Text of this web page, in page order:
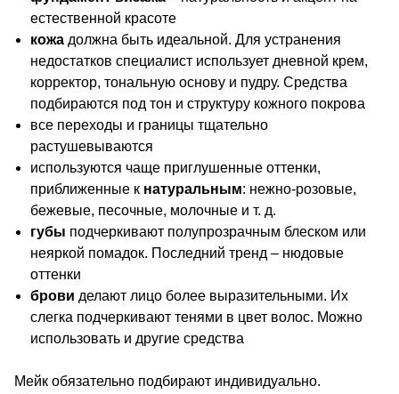
естественной красоте
кожа должна быть идеальной. Для устранения
недостатков специалист использует дневной крем,
корректор, тональную основу и пудру. Средства
подбираются под тон и структуру кожного покрова
все переходы и границы тщательно
растушевываются
используются чаще приглушенные оттенки,
приближенные к натуральным: нежно-розовые,
бежевые, песочные, молочные и т. д.
губы подчеркивают полупрозрачным блеском или
неяркой помадок. Последний тренд – нюдовые
оттенки
брови делают лицо более выразительными. Их
слегка подчеркивают тенями в цвет волос. Можно
использовать и другие средства
Мейк обязательно подбирают индивидуально.